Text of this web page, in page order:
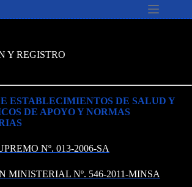
Y REGISTRO
ESTABLECIMIENTOS DE SALUD Y
DE APOYO Y NORMAS
Nº. 013-2006-SA
MINISTERIAL Nº. 546-2011-MINSA